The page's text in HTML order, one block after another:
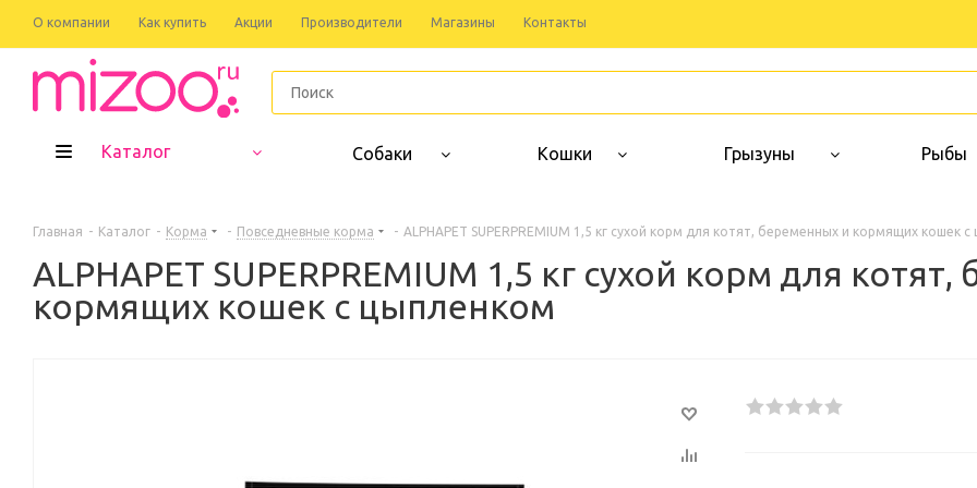
О компании Как купить Акции Производители Магазины Контакты
Каталог Собаки Кошки Грызуны Рыбы
Главная - Каталог - Корма - Повседневные корма - ALPHAPET SUPERPREMIUM 1,5 кг сухой корм для котят, беременных и кормящих кошек
ALPHAPET SUPERPREMIUM 1,5 кг сухой корм для
кормящих кошек с цыпленком